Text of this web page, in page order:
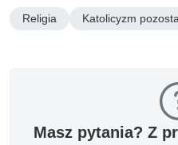
Religia Katolicyzm
Masz pytania? Z